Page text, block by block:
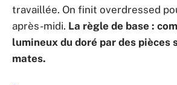
travaillée. On finit overdressed
après-midi. La règle de base :
lumineux du doré par des pièces
mates.